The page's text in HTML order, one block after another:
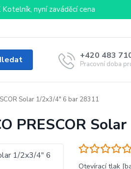
nyní zaváděcí cena
+420 483
Pracovní doba
Solar 1/2x3/4" 6 bar 28311
PRESCOR
Otevírací tlak